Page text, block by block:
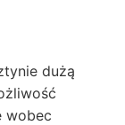
dużą
wobec